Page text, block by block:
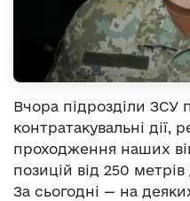
Вчора підрозділи ЗСУ
контратакувальні дії,
проходження наших
позицій від 250
За сьогодні — на